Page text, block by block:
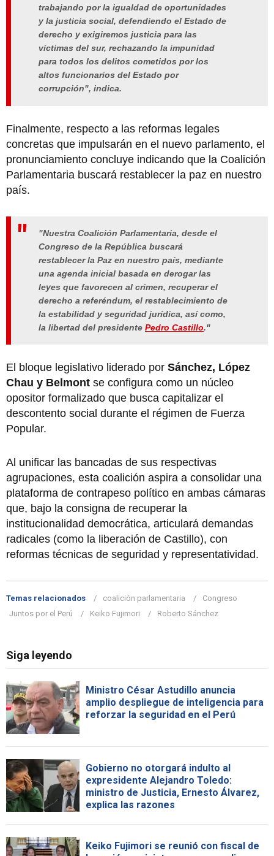
trabajando por la igualdad de oportunidades
y la justicia social, defendiendo el Estado de
derecho y exigiremos justicia para las
víctimas del sur, rechazando la impunidad
para todos los delitos cometidos por los
altos funcionarios del Estado por
corrupción", indica.
Finalmente, respecto a las reformas legales
concretas que impulsarán en el nuevo parlamento, el
pronunciamiento concluye indicando que la Coalición
Parlamentaria buscará restablecer la paz en nuestro
país.
"Nuestra Coalición Parlamentaria, desde el
Congreso de la República buscará
restablecer la Paz en nuestro país, mediante
una agenda inicial basada en derogar las
leyes que favorecen al crimen, recuperar el
derecho a referéndum, el restablecimiento de
la estabilidad y seguridad jurídica, así como,
la libertad del presidente Pedro Castillo."
El bloque legislativo liderado por Sánchez, López
Chau y Belmont se configura como un núcleo
opositor formalizado que busca capitalizar el
descontento social durante el régimen de Fuerza
Popular.
Al unificar las bancadas de sus respectivas
agrupaciones, esta coalición aspira a consolidar una
plataforma de contrapeso político en ambas cámaras
que, bajo la consigna de recuperar la
institucionalidad democrática, articulará demandas
radicales (como la liberación de Castillo), con
reformas técnicas de seguridad y representatividad.
Temas relacionados coalición parlamentaria
Congreso
Juntos por el Perú
Keiko Fujimori Roberto Sánchez
Siga leyendo
Ministro César Astudillo anuncia
amplio despliegue de inteligencia para
reforzar la seguridad en el Perú
Gobierno no otorgará indulto al
expresidente Alejandro Toledo:
ministro de Justicia, Ernesto Álvarez,
explica las razones
Keiko Fujimori se reunió con fiscal de